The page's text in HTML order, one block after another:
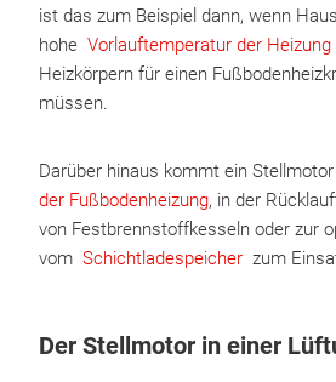
ist das zum Beispiel dann, wenn
hohe Vorlauftemperatur der Heizung
Heizkörpern für einen
müssen.
Darüber hinaus kommt ein
der Fußbodenheizung, in der
von Festbrennstoffkesseln oder zur
vom Schichtladespeicher zum
Der Stellmotor in einer